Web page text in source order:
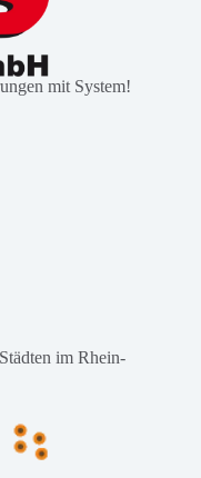
mit System!
im Rhein-